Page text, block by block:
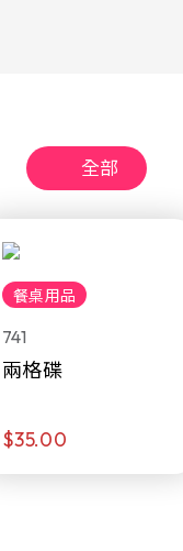
全部
餐桌用品
741
兩格碟
$35.00